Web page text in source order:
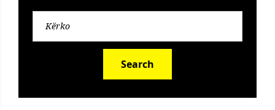
Search